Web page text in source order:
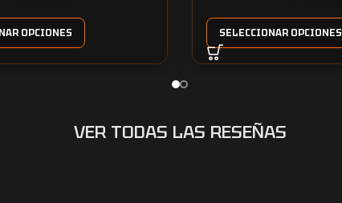
OPCIONES SELECCIONAR OPCIONES
VER TODAS LAS RESEÑAS